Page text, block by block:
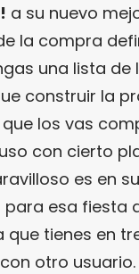
a su nuevo
la compra
una lista
construir la
los vas
con cierto
es en
para esa fiesta
tienes en
otro